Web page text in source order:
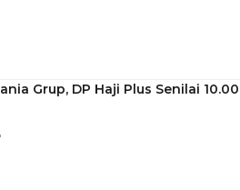
Grup, DP Haji Plus Senilai